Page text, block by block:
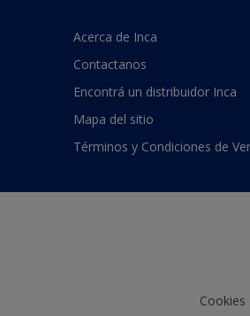
Acerca de Inca
Contactanos
Encontrá un distribuidor Inca
Mapa del sitio
Términos y Condiciones de
Cookies